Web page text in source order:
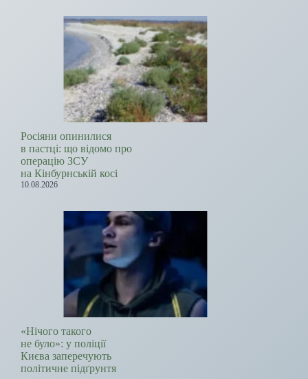
Росіяни опинилися
в пастці: що відомо про
операцію ЗСУ
на Кінбурнській косі
10.08.2026
«Нічого такого
не було»: у поліції
Києва заперечують
політичне підґрунтя